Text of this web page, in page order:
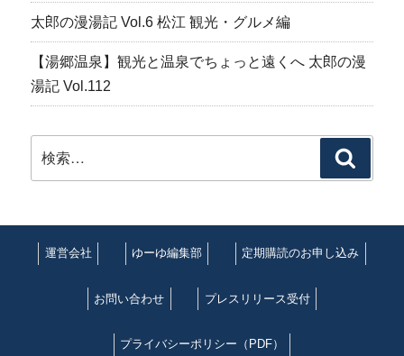
太郎の漫湯記 Vol.6 松江 観光・グルメ編
【湯郷温泉】観光と温泉でちょっと遠くへ 太郎の漫
湯記 Vol.112
索
運営会社 ゆーゆ編集部 定期購読のお申し込み
お問い合わせ プレスリリース受付
プライバシーポリシー（PDF）